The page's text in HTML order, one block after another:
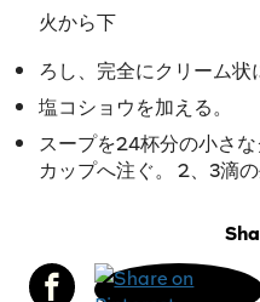
火から下
ろし、完全にクリーム状
塩コショウを加える。
スープを24杯分の小さ
カップへ注ぐ。 2、3滴